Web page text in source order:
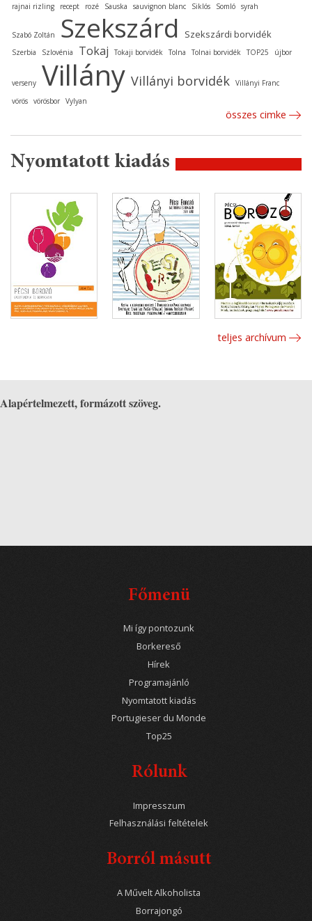
rajnai rizling
recept rozé Sauska sauvignon blanc Siklós Somló syrah
Szabó Zoltán Szekszárd Szekszárdi borvidék
Szerbia Szlovénia Tokaj Tokaji borvidék Tolna Tolnai borvidék TOP25 újbor
verseny Villány Villányi borvidék Villányi Franc
vörös vörösbor Vylyan
összes cimke
Nyomtatott kiadás
teljes archívum
Alapértelmezett, formázott szöveg.
Főmenü
Mi így pontozunk
Borkereső
Hírek
Programajánló
Nyomtatott kiadás
Portugieser du Monde
Top25
Rólunk
Impresszum
Felhasználási feltételek
Borról másutt
A Művelt Alkoholista
Borrajongó